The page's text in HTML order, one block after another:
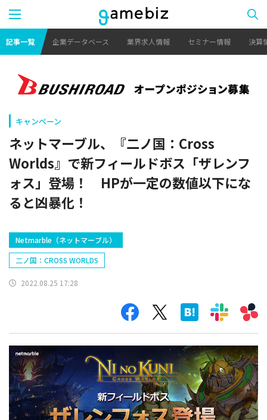
記事一覧 企業データベース 業界求人情報 セミナー情報 決算
キャンペーン
ネットマーブル、『二ノ国：Cross
Worlds』で新フィールドボス「ザレンフ
ォス」登場！ HPが一定の数値以下にな
ると凶暴化！
​Netmarble（ネットマーブル）
二ノ国：CROSS WORLDS
2022.08.25 17:28